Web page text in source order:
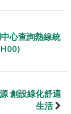
心查詢熱線統
創設綠化舒適
生活